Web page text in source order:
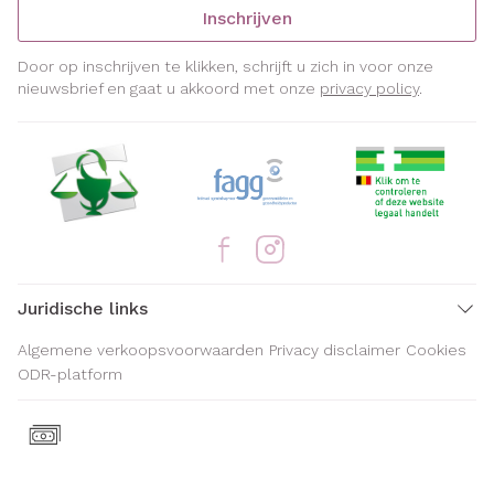
Inschrijven
Door op inschrijven te klikken, schrijft u zich in voor onze
nieuwsbrief en gaat u akkoord met onze privacy policy.
Juridische links
Algemene verkoopsvoorwaarden Privacy disclaimer Cookies
ODR-platform